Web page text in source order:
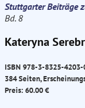
Stuttgarter Beiträge
Bd. 8
Kateryna
ISBN 978-3-8325-4203-
384 Seiten,
Preis: 60.00 €